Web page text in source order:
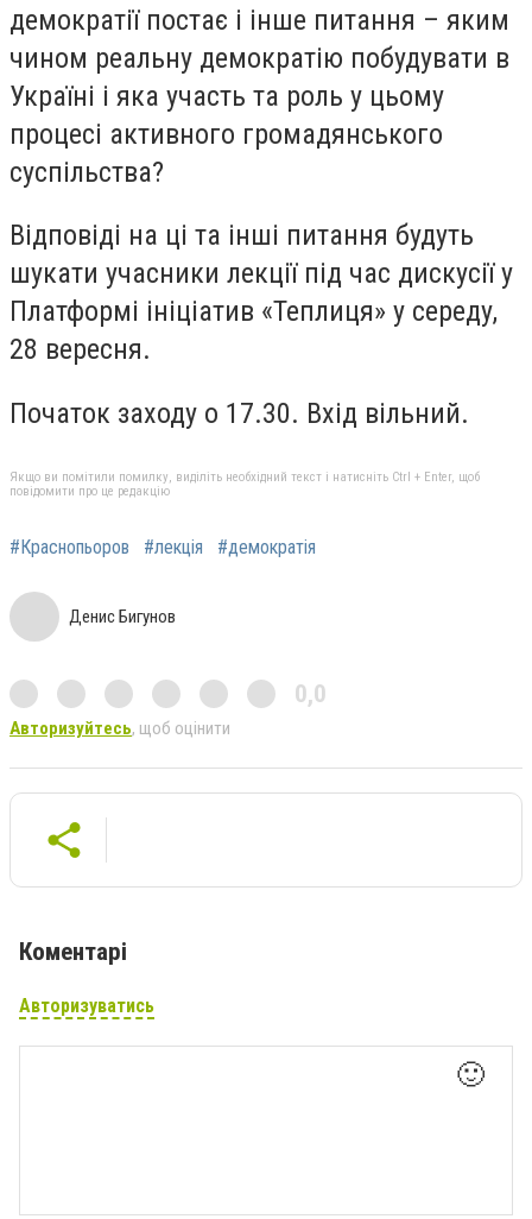
демократії постає і інше питання – яким
чином реальну демократію побудувати в
Україні і яка участь та роль у цьому
процесі активного громадянського
суспільства?
Відповіді на ці та інші питання будуть
шукати учасники лекції під час дискусії у
Платформі ініціатив «Теплиця» у середу,
28 вересня.
Початок заходу о 17.30. Вхід вільний.
Якщо ви помітили помилку, виділіть необхідний текст і натисніть Ctrl + Enter, щоб
повідомити про це редакцію
#Краснопьоров #лекція #демократія
Денис Бигунов
0,0
Авторизуйтесь, щоб оцінити
Коментарі
Авторизуватись
🙂